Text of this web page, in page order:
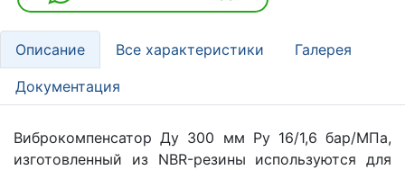
Описание Все характеристики Галерея
Документация
Виброкомпенсатор Ду 300 мм Ру 16/1,6 бар/МПа,
изготовленный из NBR-резины используются для